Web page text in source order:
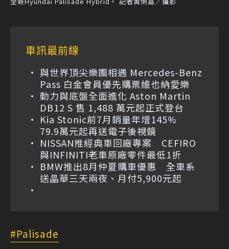
車訊最前線
與世界頂尖樂團相遇 Mercedes-Benz
Pass 白金會員優先購票維也納愛樂
動力與底盤全面進化 Aston Martin
DB12 S 售 1,488 萬元起正式登台
Kia Stonic前7月銷量年增145%
79.9萬元起再送電子後視鏡
NISSAN推經典車回廠專案 CEFIRO
與INFINITI老車原廠零件最低1折
BMW推出8月仲夏購車優惠 全車系
送晶華三天兩夜、月付5,900元起
Palisade